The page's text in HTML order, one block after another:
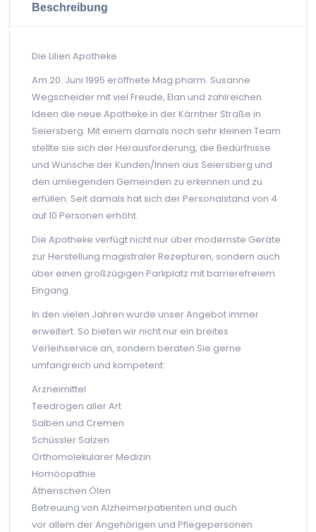
Beschreibung
Die Lilien Apotheke
Am 20. Juni 1995 eröffnete Mag.pharm. Susanne
Wegscheider mit viel Freude, Elan und zahlreichen
Ideen die neue Apotheke in der Kärntner Straße in
Seiersberg. Mit einem damals noch sehr kleinen Team
stellte sie sich der Herausforderung, die Bedürfnisse
und Wünsche der Kunden/Innen aus Seiersberg und
den umliegenden Gemeinden zu erkennen und zu
erfüllen. Seit damals hat sich der Personalstand von 4
auf 10 Personen erhöht.
Die Apotheke verfügt nicht nur über modernste Geräte
zur Herstellung magistraler Rezepturen, sondern auch
über einen großzügigen Parkplatz mit barrierefreiem
Eingang.
In den vielen Jahren wurde unser Angebot immer
erweitert. So bieten wir nicht nur ein breites
Verleihservice an, sondern beraten Sie gerne
umfangreich und kompetent:
Arzneimittel
Teedrogen aller Art
Salben und Cremen
Schüssler Salzen
Orthomolekularer Medizin
Homöopathie
Ätherischen Ölen
Betreuung von Alzheimerpatienten und auch
vor allem der Angehörigen und Pflegepersonen